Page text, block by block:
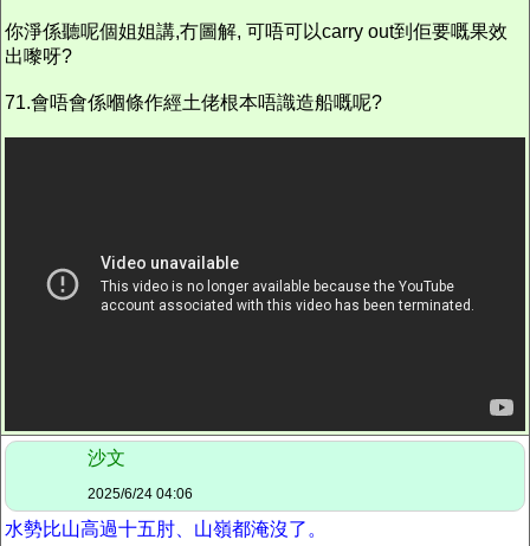
你淨係聽呢個姐姐講,冇圖解, 可唔可以carry out到佢要嘅果效
出嚟呀?
71.會唔會係嗰條作經土佬根本唔識造船嘅呢?
沙文
2025/6/24 04:06
水勢比山高過十五肘、山嶺都淹沒了。